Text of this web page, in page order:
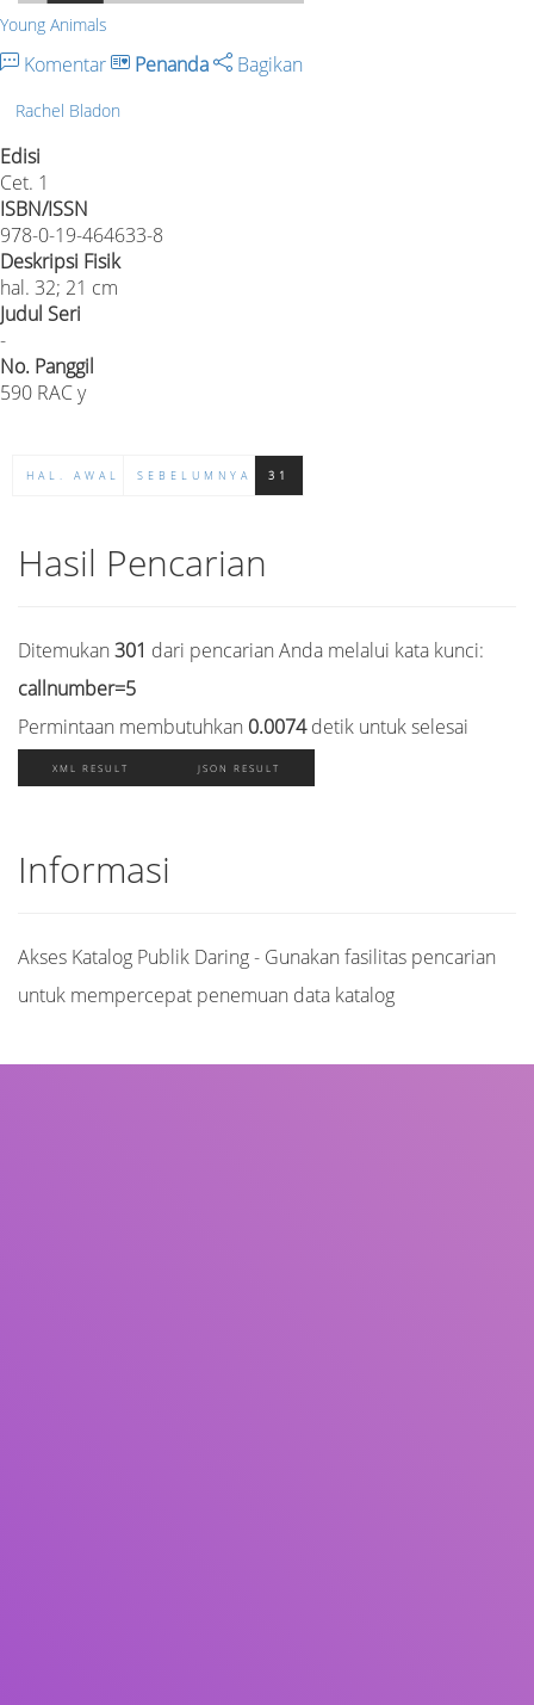
Young Animals
Komentar Penanda Bagikan
Rachel Bladon
Edisi
Cet. 1
ISBN/ISSN
978-0-19-464633-8
Deskripsi Fisik
hal. 32; 21 cm
Judul Seri
-
No. Panggil
590 RAC y
HAL. AWAL SEBELUMNYA 31
Hasil Pencarian
Ditemukan 301 dari pencarian Anda melalui kata kunci:
callnumber=5
Permintaan membutuhkan 0.0074detik untuk selesai
XML RESULT JSON RESULT
Informasi
Akses Katalog Publik Daring - Gunakan fasilitas pencarian
untuk mempercepat penemuan data katalog